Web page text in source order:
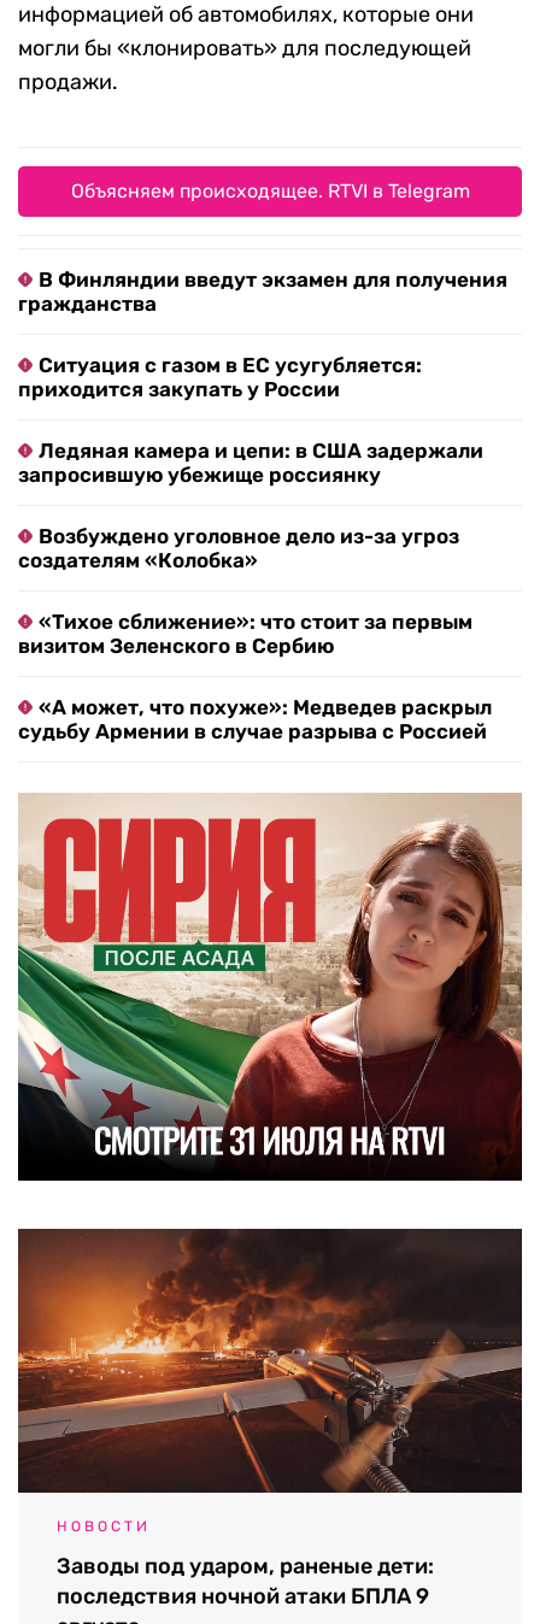
информацией об автомобилях, которые они
могли бы «клонировать» для последующей
продажи.
Объясняем происходящее. RTVI в Telegram
В Финляндии введут экзамен для получения
гражданства
Ситуация с газом в ЕС усугубляется:
приходится закупать у России
Ледяная камера и цепи: в США задержали
запросившую убежище россиянку
Возбуждено уголовное дело из-за угроз
создателям «Колобка»
«Тихое сближение»: что стоит за первым
визитом Зеленского в Сербию
«А может, что похуже»: Медведев раскрыл
судьбу Армении в случае разрыва с Россией
НОВОСТИ
Заводы под ударом, раненые дети:
последствия ночной атаки БПЛА 9